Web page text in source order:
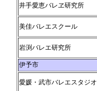
井手愛恵バレヱ研究所
美佳バレエスクール
岩渕バレエ研究所
伊予市
愛媛・武市バレエスタジオ